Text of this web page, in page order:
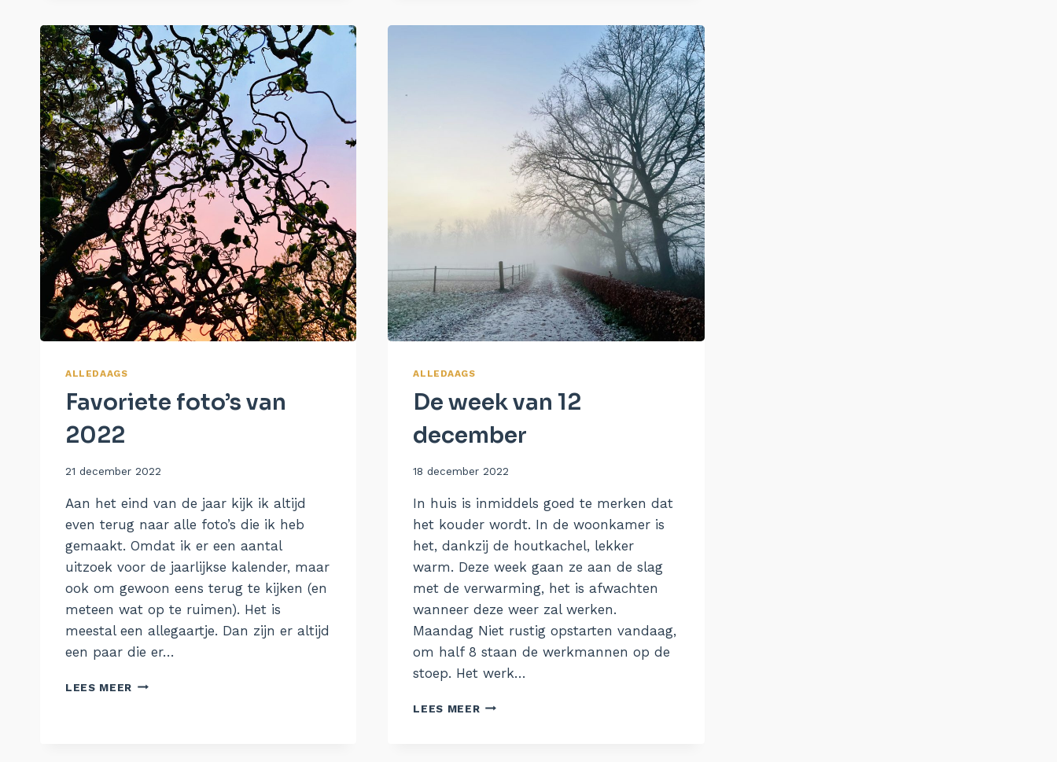
ALLEDAAGS
Favoriete foto’s van
2022
Door
21 december 2022
Aan het eind van de jaar kijk ik altijd
even terug naar alle foto’s die ik heb
gemaakt. Omdat ik er een aantal
uitzoek voor de jaarlijkse kalender, maar
ook om gewoon eens terug te kijken (en
meteen wat op te ruimen). Het is
meestal een allegaartje. Dan zijn er altijd
een paar die er…
LEES MEER FAVORIETE
ALLEDAAGS
De week van 12
december
Door
18 december 2022
In huis is inmiddels goed te merken dat
het kouder wordt. In de woonkamer is
het, dankzij de houtkachel, lekker
warm. Deze week gaan ze aan de slag
met de verwarming, het is afwachten
wanneer deze weer zal werken.
Maandag Niet rustig opstarten vandaag,
om half 8 staan de werkmannen op de
stoep. Het werk…
LEES MEERDE